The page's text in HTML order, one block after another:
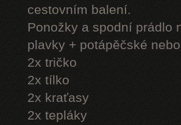
cestovním balení.
Ponožky a spodní prádlo
plavky + potápěčské
2x tričko
2x tílko
2x kraťasy
2x tepláky